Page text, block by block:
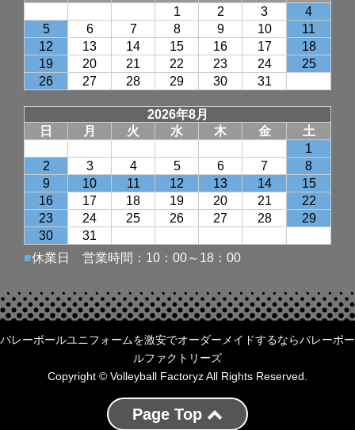
バレーボールユニフォームを激安でオーダーメイドするならバレーボー
ルファクトリーズ
Copyright © Volleyball Factoryz All Rights Reserved.
Page Top